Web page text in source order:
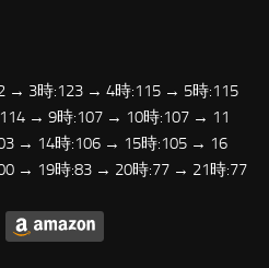
→ 3時:123 → 4時:115 → 5時:115
→ 9時:107 → 10時:107 → 11
→ 14時:106 → 15時:105 → 16
→ 19時:83 → 20時:77 → 21時:77